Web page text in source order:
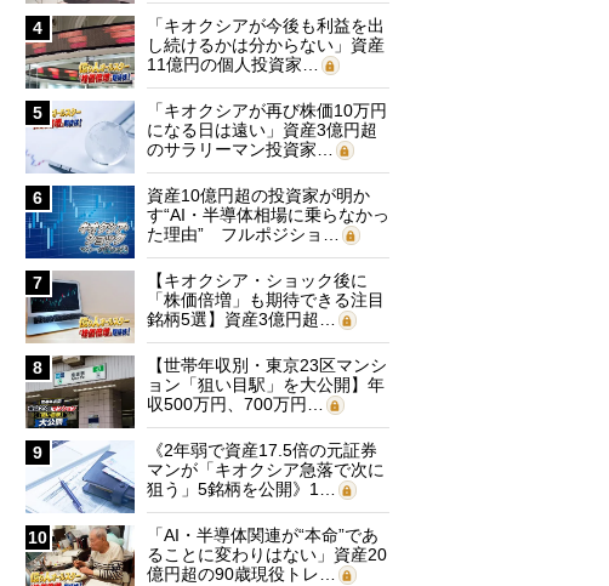
4
「キオクシアが今後も利益を出
し続けるかは分からない」資産
11億円の個人投資家…
5
「キオクシアが再び株価10万円
になる日は遠い」資産3億円超
のサラリーマン投資家…
6
資産10億円超の投資家が明か
す“AI・半導体相場に乗らなかっ
た理由” フルポジショ…
7
【キオクシア・ショック後に
「株価倍増」も期待できる注目
銘柄5選】資産3億円超…
8
【世帯年収別・東京23区マンシ
ョン「狙い目駅」を大公開】年
収500万円、700万円…
9
《2年弱で資産17.5倍の元証券
マンが「キオクシア急落で次に
狙う」5銘柄を公開》1…
10
「AI・半導体関連が“本命”であ
ることに変わりはない」資産20
億円超の90歳現役トレ…